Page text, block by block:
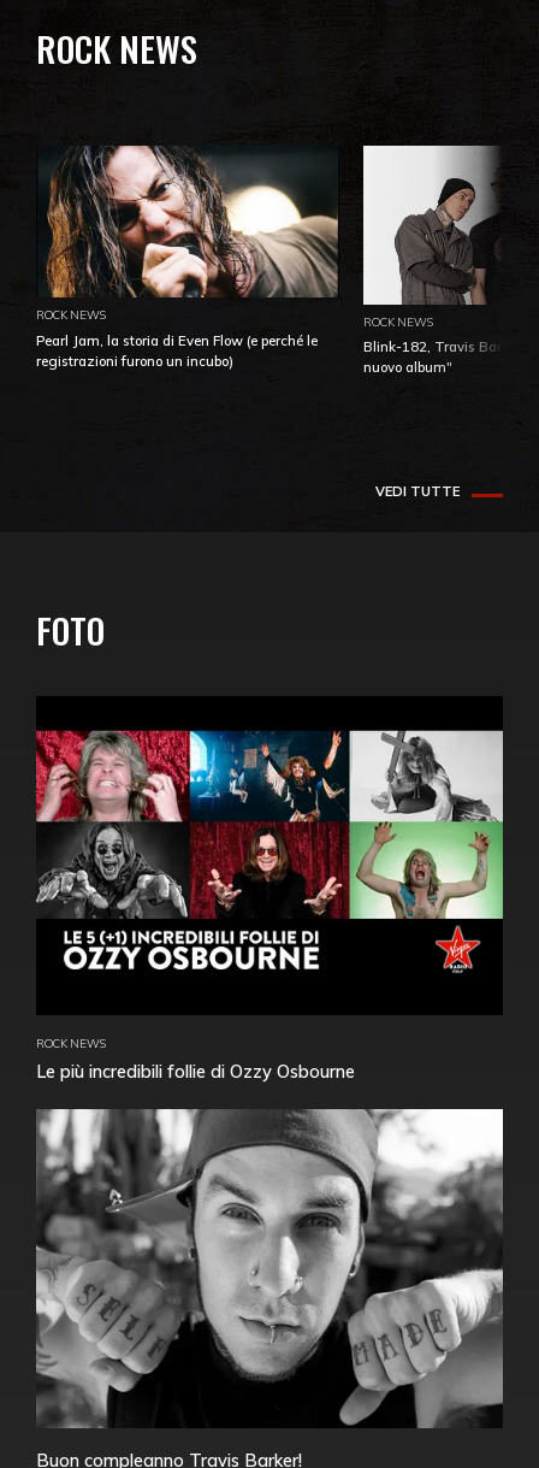
ROCK NEWS
ROCK NEWS
Pearl Jam, la storia di Even Flow (e perché le
registrazioni furono un incubo)
ROCK NEWS
Blink-182, Travis Barker:
nuovo album"
VEDI TUTTE
FOTO
ROCK NEWS
Le più incredibili follie di Ozzy Osbourne
Buon compleanno Travis Barker!